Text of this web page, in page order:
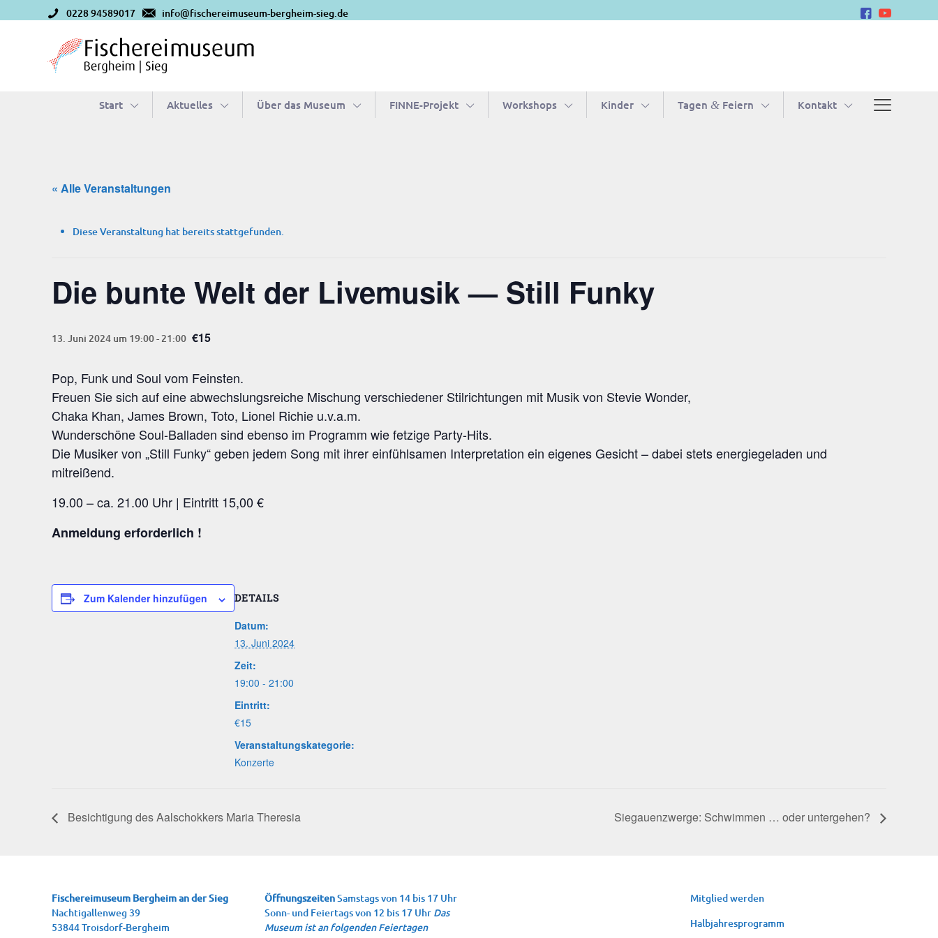
0228 94589017 info@fischereimuseum-bergheim-sieg.de
Start Aktu­el­les Über das Museum FIN­­NE-Pro­­jekt Work­shops Kin­der Tagen & Feiern Kon­takt
« Alle Veranstaltungen
Diese Veranstaltung hat bereits stattgefunden.
Die bun­te Welt der Live­mu­sik — Still Funky
13. Juni 2024 um 19:00- 21:00 €15
Pop, Funk und Soul vom Feinsten.
Freu­en Sie sich auf eine abwechs­lungs­rei­che Mischung ver­schie­de­ner Stil­rich­tun­gen mit Musik von Stevie Wonder,
Cha­ka Khan, James Brown, Toto, Lio­nel Richie u.v.a.m.
Wun­der­schö­ne Soul-Bal­la­den sind eben­so im Pro­gramm wie fet­zi­ge Party-Hits.
Die Musi­ker von „Still Fun­ky“ geben jedem Song mit ihrer ein­fühl­sa­men Inter­pre­ta­ti­on ein eige­nes Gesicht – dabei stets ener­gie­ge­la­den und
mitreißend.
19.00 – ca. 21.00 Uhr | Ein­tritt 15,00 €
Anmel­dung erforderlich !
Zum Kalender hinzufügen DETAILS
Datum:
13. Juni 2024
Zeit:
19:00 - 21:00
Eintritt:
€15
Veranstaltungskategorie:
Konzerte
Besich­ti­gung des Aal­schok­kers Maria Theresia Sie­gau­enzwer­ge: Schwim­men … oder untergehen?
Fische­rei­mu­se­um Berg­heim an der Sieg
Nach­ti­gal­len­weg 39
53844 Troisdorf-Bergheim
ÖffnungszeitenSamstags von 14 bis 17 Uhr
Sonn- und Feiertags von 12 bis 17 Uhr Das
Museum ist an folgenden Feiertagen
Mit­glied werden
Halb­jah­res­pro­gramm